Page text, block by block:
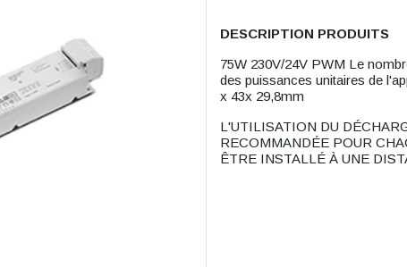
DESCRIPTION PRODUITS
75W 230V/24V PWM Le
des puissances unitaires de
x 43x 29,8mm
L'UTILISATION DU
RECOMMANDÉE POUR
ÊTRE INSTALLÉ À UNE